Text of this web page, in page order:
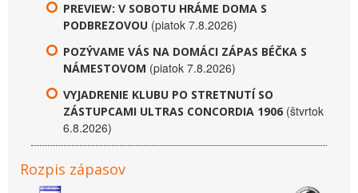
PREVIEW: V SOBOTU HRÁME DOMA S
PODBREZOVOU (piatok 7.8.2026)
POZÝVAME VÁS NA DOMÁCI ZÁPAS BÉČKA S
NÁMESTOVOM (piatok 7.8.2026)
VYJADRENIE KLUBU PO STRETNUTÍ SO
ZÁSTUPCAMI ULTRAS CONCORDIA 1906 (štvrtok
6.8.2026)
Rozpis zápasov